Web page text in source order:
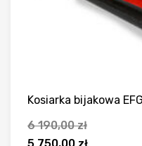
Kosiarka bijakowa
6 190,00zł
PierwotnaAktualna